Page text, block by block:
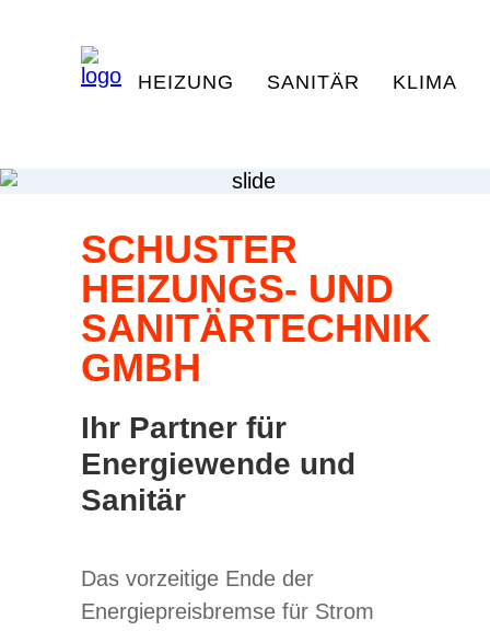
HEIZUNG SANITÄR KLIMA
SCHUSTER
HEIZUNGS- UND
SANITÄRTECHNIK
GMBH
Ihr Partner für
Energiewende und
Sanitär
Das vorzeitige Ende der
Energiepreisbremse für Strom